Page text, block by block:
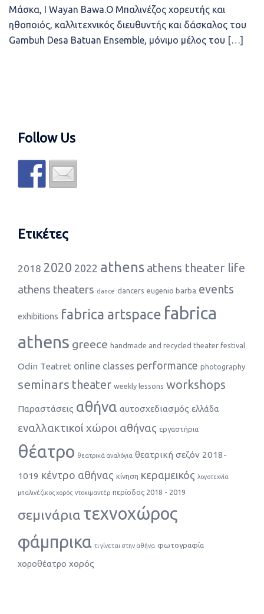
Μάσκα, I Wayan Bawa.Ο Μπαλινέζος χορευτής και
ηθοποιός, καλλιτεχνικός διευθυντής και δάσκαλος του
Gambuh Desa Batuan Ensemble, μόνιμο μέλος του […]
Follow Us
Ετικέτες
2018 2020 2022 athens athens theater life
athens theaters dance dancers eugenio barba events
exhibitions fabrica artspace fabrica
athens greece handmade and recycled theater festival
Odin Teatret online classes performance photography
seminars theater weekly lessons workshops
Παραστάσεις αθήνα αυτοσχεδιασμός ελλάδα
εναλλακτικοί χώροι αθήνας εργαστήρια
θέατρο θεατρικά αναλόγια θεατρική σεζόν 2018-
1019 κέντρο αθήνας κίνηση κεραμεικός λογοτεχνία
μπαλινέζικος χορός ντοκιμαντέρ περίοδος 2018 - 2019
σεμινάρια τεχνοχώρος
φάμπρικα τι γίνεται στην αθήνα φωτογραφία
χοροθέατρο χορός